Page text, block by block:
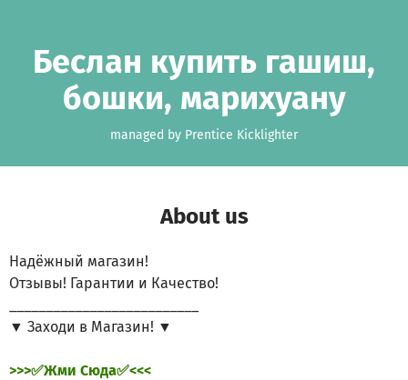
Беслан купить гашиш,
бошки, марихуану
managed by Prentice Kicklighter
About us
Надёжный магазин!
Отзывы! Гарантии и Качество!
▼ Заходи в Магазин! ▼
>>>✅Жми Сюда✅<<<